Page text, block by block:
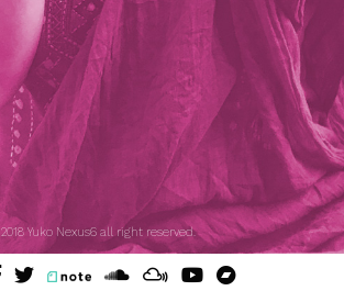
2018 Yuko Nexus6 all right reserved.